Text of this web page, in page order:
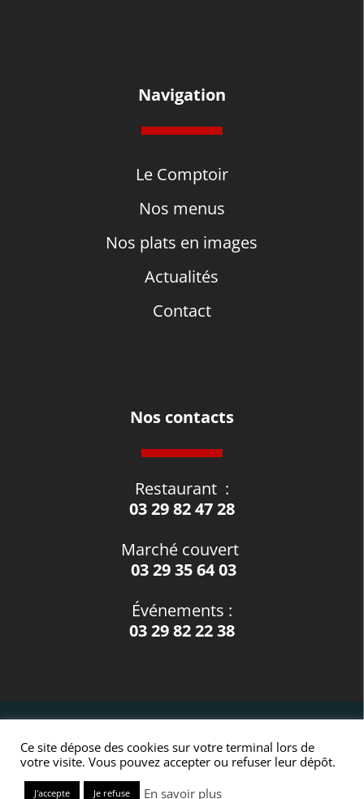
Navigation
Le Comptoir
Nos menus
Nos plats en images
Actualités
Contact
Nos contacts
Restaurant :
03 29 82 47 28
Marché couvert
03 29 35 64 03
Événements :
03 29 82 22 38
plan du site-mentions légales-politique de
confidentialité
Ce site dépose des cookies sur votre terminal lors de
votre visite. Vous pouvez accepter ou refuser leur dépôt.
J'accepte Je refuse En savoir plus